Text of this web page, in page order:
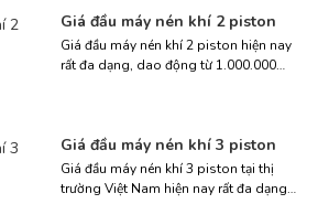
theo cuộn/sợi).Thiết Bị Việt Á hỗ trợ tư
vấn, báo giá nhanh qua 0988 947064,
giúp […]
Giá đầu máy nén khí 2 piston
Giá đầu máy nén khí 2 piston hiện nay
rất đa dạng, dao động từ 1.000.000
mức giá phù hợp và tránh mua nhầm
đầu máy kém chất lượng, hãy liên hệ
Thiết Bị […]
Giá đầu máy nén khí 3 piston
Giá đầu máy nén khí 3 piston tại thị
trường Việt Nam hiện nay rất đa dạng,